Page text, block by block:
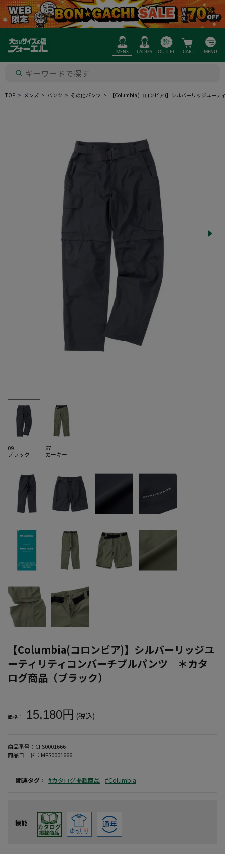
MENS LADIES OUTLET CART MENU
TOP メンズ パンツ その他パンツ 【Columbia(コロンビア)】シルバーリッジユー
09
ブラック
67
カーキー
【Columbia(コロンビア)】シルバーリッジユ
ーティリティコンバーチブルパンツ ＊カタ
ログ商品（ブラック）
価格： 15,180円 (税込)
商品番号： CFS0001666
商品コード： MFS0001666
関連タグ ： #カタログ掲載商品 #Columbia
機能